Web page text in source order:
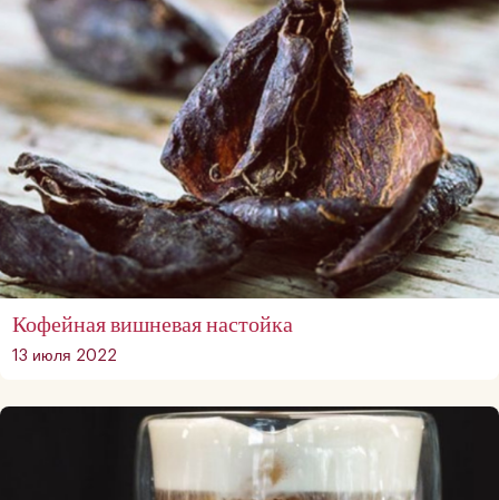
Кофейная вишневая настойка
13 июля 2022